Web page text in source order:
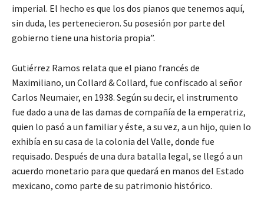
imperial. El hecho es que los dos pianos que tenemos aquí,
sin duda, les pertenecieron. Su posesión por parte del
gobierno tiene una historia propia”.
Gutiérrez Ramos relata que el piano francés de
Maximiliano, un Collard & Collard, fue confiscado al señor
Carlos Neumaier, en 1938. Según su decir, el instrumento
fue dado a una de las damas de compañía de la emperatriz,
quien lo pasó a un familiar y éste, a su vez, a un hijo, quien lo
exhibía en su casa de la colonia del Valle, donde fue
requisado. Después de una dura batalla legal, se llegó a un
acuerdo monetario para que quedará en manos del Estado
mexicano, como parte de su patrimonio histórico.